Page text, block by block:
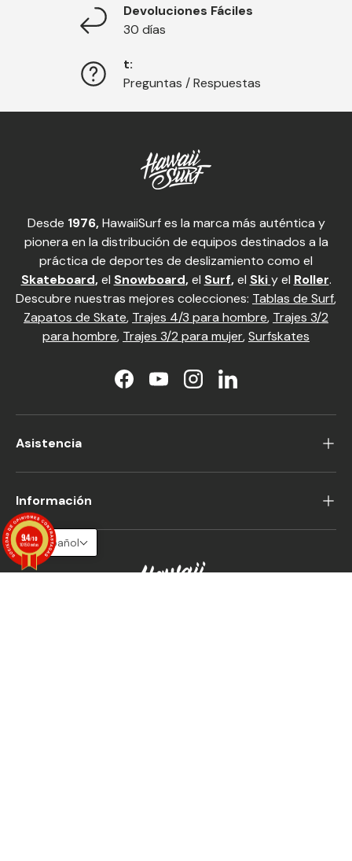
Devoluciones Fáciles
30 días
t:
Preguntas / Respuestas
Desde 1976,HawaiiSurf es la marca más auténtica y
pionera en la distribución de equipos destinados a la
práctica de deportes de deslizamiento como el
Skateboard,el Snowboard,el Surf,el Ski y el Roller.
Descubre nuestras mejores colecciones: Tablas de Surf,
Zapatos de Skate, Trajes 4/3 para hombre, Trajes 3/2
para hombre, Trajes 3/2 para mujer,Surfskates
FacebookYouTubeInstagramLinkedIn
Asistencia
Información
Español
9.4/10
10150 notas